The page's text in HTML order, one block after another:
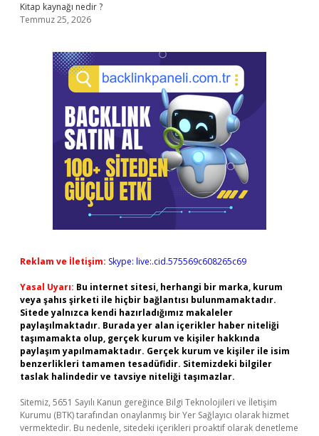
Kitap kaynağı nedir ?
Temmuz 25, 2026
Reklam ve İletişim: Skype: live:.cid.575569c608265c69
Yasal Uyarı: Bu internet sitesi, herhangi bir marka, kurum
veya şahıs şirketi ile hiçbir bağlantısı bulunmamaktadır.
Sitede yalnızca kendi hazırladığımız makaleler
paylaşılmaktadır. Burada yer alan içerikler haber niteliği
taşımamakta olup, gerçek kurum ve kişiler hakkında
paylaşım yapılmamaktadır. Gerçek kurum ve kişiler ile isim
benzerlikleri tamamen tesadüfidir. Sitemizdeki bilgiler
taslak halindedir ve tavsiye niteliği taşımazlar.
Sitemiz, 5651 Sayılı Kanun gereğince Bilgi Teknolojileri ve İletişim
Kurumu (BTK) tarafından onaylanmış bir Yer Sağlayıcı olarak hizmet
vermektedir. Bu nedenle, sitedeki içerikleri proaktif olarak denetleme